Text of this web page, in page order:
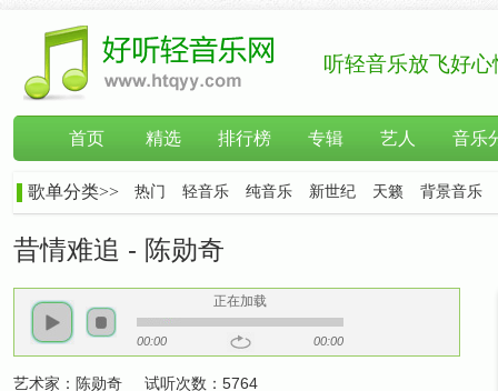
听轻音乐放飞好心
首页 精选 排行榜 专辑 艺人 音乐
歌单分类>> 热门 轻音乐 纯音乐 新世纪 天籁 背景音乐
昔情难追 - 陈勋奇
正在加载
00:00 00:00
艺术家： 陈勋奇 试听次数： 5764